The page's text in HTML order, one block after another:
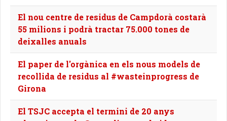
El nou centre de residus de Campdorà costarà
55 milions i podrà tractar 75.000 tones de
deixalles anuals
El paper de l'orgànica en els nous models de
recollida de residus al #wasteinprogress de
Girona
El TSJC accepta el termini de 20 anys